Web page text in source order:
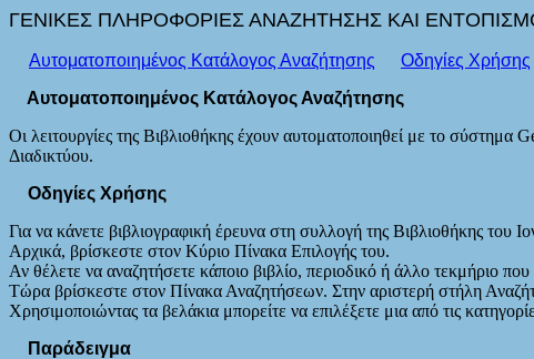
ΓΕΝΙΚΕΣ ΠΛΗΡΟΦΟΡΙΕΣ ΑΝΑΖΗΤΗΣΗΣ ΚΑΙ
Αυτοματοποιημένος Κατάλογος Αναζήτησης Οδηγίες Χρήσης
Αυτοματοποιημένος Κατάλογος Αναζήτησης
Οι λειτουργίες της Βιβλιοθήκης έχουν αυτοματοποιηθεί με το
Διαδικτύου.
Οδηγίες Χρήσης
Για να κάνετε βιβλιογραφική έρευνα στη συλλογή της Βιβλιοθήκης του
Αρχικά, βρίσκεστε στον Κύριο Πίνακα Επιλογής του.
Αν θέλετε να αναζητήσετε κάποιο βιβλίο, περιοδικό ή άλλο τεκμήριο
Τώρα βρίσκεστε στον Πίνακα Αναζητήσεων. Στην αριστερή στήλη
Χρησιμοποιώντας τα βελάκια μπορείτε να επιλέξετε μια από τις
Παράδειγμα